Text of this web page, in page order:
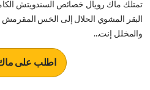
تمتلك ماك رويال خصائص السندويتش
البقر المشوي الحلال إلى الخس
والمخلل إنت...
اطلب على